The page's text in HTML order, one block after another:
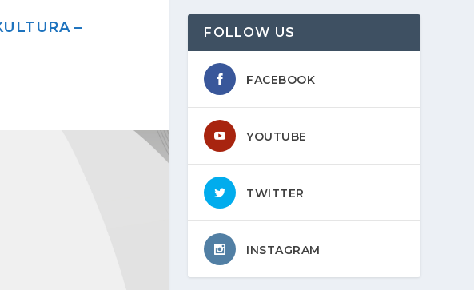
–
FOLLOW US
FACEBOOK
YOUTUBE
TWITTER
INSTAGRAM